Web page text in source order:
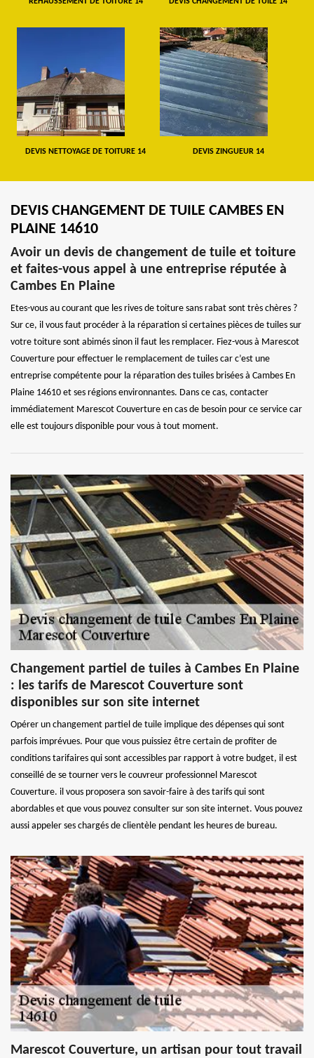
DEVIS NETTOYAGE DE TOITURE 14 DEVIS ZINGUEUR 14
DEVIS CHANGEMENT DE TUILE CAMBES EN
PLAINE 14610
Avoir un devis de changement de tuile et toiture
et faites-vous appel à une entreprise réputée à
Cambes En Plaine
Etes-vous au courant que les rives de toiture sans rabat sont très chères ?
Sur ce, il vous faut procéder à la réparation si certaines pièces de tuiles sur
votre toiture sont abimés sinon il faut les remplacer. Fiez-vous à Marescot
Couverture pour effectuer le remplacement de tuiles car c’est une
entreprise compétente pour la réparation des tuiles brisées à Cambes En
Plaine 14610 et ses régions environnantes. Dans ce cas, contacter
immédiatement Marescot Couverture en cas de besoin pour ce service car
elle est toujours disponible pour vous à tout moment.
Changement partiel de tuiles à Cambes En Plaine
: les tarifs de Marescot Couverture sont
disponibles sur son site internet
Opérer un changement partiel de tuile implique des dépenses qui sont
parfois imprévues. Pour que vous puissiez être certain de profiter de
conditions tarifaires qui sont accessibles par rapport à votre budget, il est
conseillé de se tourner vers le couvreur professionnel Marescot
Couverture. il vous proposera son savoir-faire à des tarifs qui sont
abordables et que vous pouvez consulter sur son site internet. Vous pouvez
aussi appeler ses chargés de clientèle pendant les heures de bureau.
Marescot Couverture, un artisan pour tout travail